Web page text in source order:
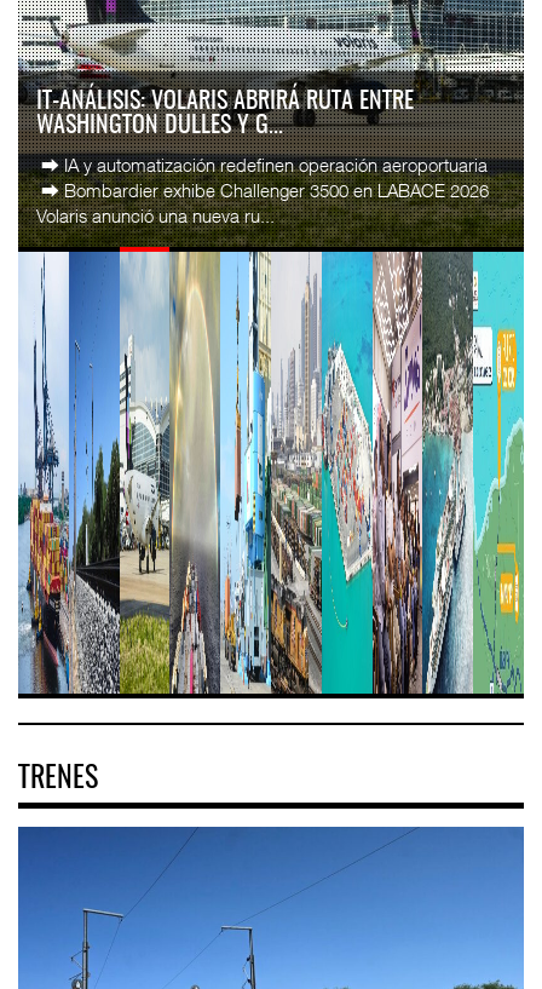
IT-ANÁLISIS: VOLARIS ABRIRÁ RUTA ENTRE
WASHINGTON DULLES Y G...
⮕ IA y automatización redefinen operación aeroportuaria
⮕ Bombardier exhibe Challenger 3500 en LABACE 2026
Volaris anunció una nueva ru...
TRENES